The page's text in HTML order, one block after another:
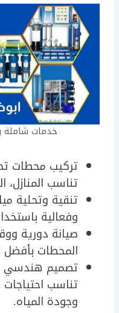
خدمات شاملة
تركيب محطات
تناسب المنازل،
تنقية وتحلية
وفعالية
صيانة دورية
المحطات بأفضل
تصميم هندسي
تناسب
وجودة المياه.